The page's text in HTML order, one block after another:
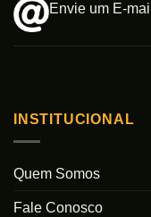
Envie um E-mail
INSTITUCIONAL
Quem Somos
Fale Conosco